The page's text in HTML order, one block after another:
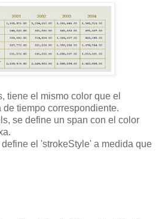
tiene el mismo color que el
de tiempo correspondiente.
se define un span con el color
el 'strokeStyle' a medida que